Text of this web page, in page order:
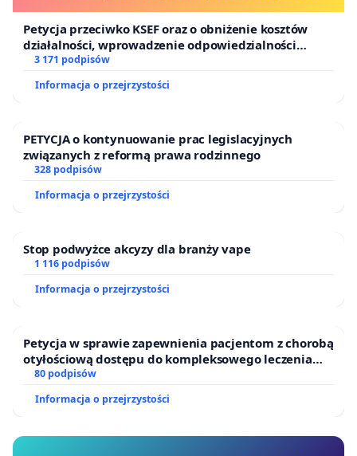
Petycja przeciwko KSEF oraz o obniżenie kosztów
działalności, wprowadzenie odpowiedzialności
finansowej kluczowych urzędników i sędziów
3 171 podpisów
Informacja o przejrzystości
PETYCJA o kontynuowanie prac legislacyjnych
związanych z reformą prawa rodzinnego
328 podpisów
Informacja o przejrzystości
Stop podwyżce akcyzy dla branży vape
1 116 podpisów
Informacja o przejrzystości
Petycja w sprawie zapewnienia pacjentom z chorobą
otyłościową dostępu do kompleksowego leczenia
oraz programów profilaktycznych.
80 podpisów
Informacja o przejrzystości